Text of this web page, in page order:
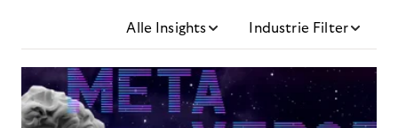
Alle Insights Industrie Filter